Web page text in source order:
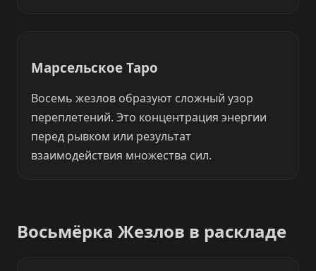
Марсельское Таро
Восемь жезлов образуют сложный узор
переплетений. Это концентрация энергии
перед рывком или результат
взаимодействия множества сил.
Восьмёрка Жезлов в раскладе